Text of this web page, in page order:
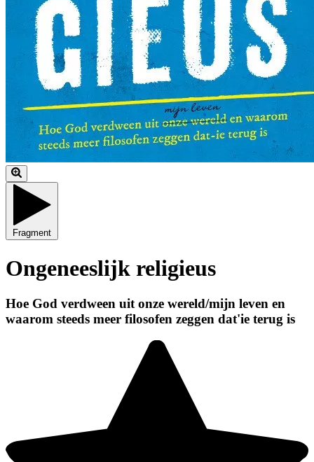
Fragment
Ongeneeslijk religieus
Hoe God verdween uit onze wereld/mijn leven en
waarom steeds meer filosofen zeggen dat'ie terug is